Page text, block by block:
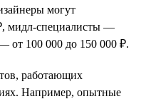
могут
мидл-специалисты —
от 100 000 до 150 000 ₽.
работающих
Например, опытные